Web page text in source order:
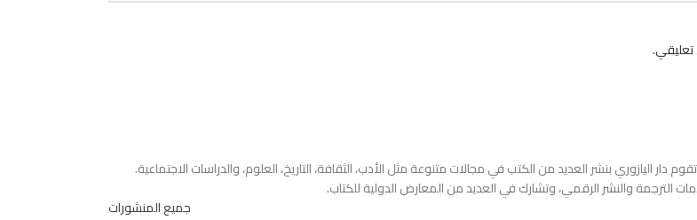
تعليقي.
الترجمة والنشر الرقمي، وتشارك في العديد من المعارض الدولية للكتاب.
جميع المنشورات